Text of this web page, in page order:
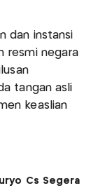
dan instansi
resmi negara
tangan asli
keaslian
Cs Segera